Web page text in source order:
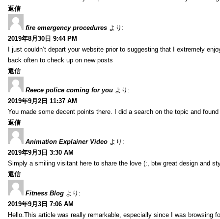
返信
fire emergency procedures より:
2019年8月30日 9:44 PM
I just couldn’t depart your website prior to suggesting that I extremely
back often to check up on new posts
返信
Reece police coming for you より:
2019年9月2日 11:37 AM
You made some decent points there. I did a search on the topic and
返信
Animation Explainer Video より:
2019年9月3日 3:30 AM
Simply a smiling visitant here to share the love (:, btw great design and
返信
Fitness Blog より:
2019年9月3日 7:06 AM
Hello.This article was really remarkable, especially since I was browsing